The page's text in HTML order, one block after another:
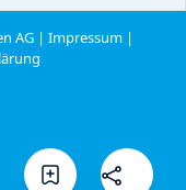
AG |Impressum |